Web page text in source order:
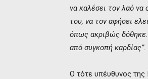
να καλέσει τον λαό να
του, να τον αφήσει
όπως ακριβώς δόθηκε.
από συγκοπή καρδίας”.
Ο τότε υπέυθυνος